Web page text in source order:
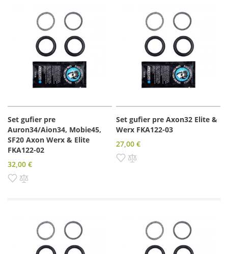
Set gufier pre
Auron34/Aion34, Mobie45,
SF20 Axon Werx & Elite
FKA122-02
32,00 €
Pridať do zoznamu prianí
Set gufier pre Axon32 Elite &
Werx FKA122-03
27,00 €
Pridať do zoznamu prianí